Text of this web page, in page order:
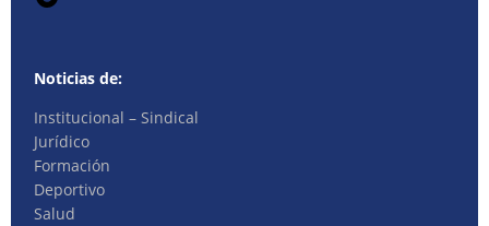
Noticias de:
Institucional – Sindical
Jurídico
Formación
Deportivo
Salud